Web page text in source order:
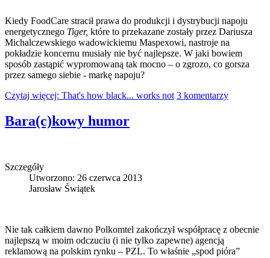
Kiedy FoodCare stracił prawa do produkcji i dystrybucji napoju
energetycznego Tiger, które to przekazane zostały przez Dariusza
Michalczewskiego wadowickiemu Maspexowi, nastroje na
pokładzie koncernu musiały nie być najlepsze. W jaki bowiem
sposób zastąpić wypromowaną tak mocno – o zgrozo, co gorsza
przez samego siebie - markę napoju?
Czytaj więcej: That's how black... works not 3 komentarzy
Bara(c)kowy humor
Szczegóły
Utworzono: 26 czerwca 2013
Jarosław Świątek
Nie tak całkiem dawno Polkomtel zakończył współpracę z obecnie
najlepszą w moim odczuciu (i nie tylko zapewne) agencją
reklamową na polskim rynku – PZL. To właśnie „spod pióra”